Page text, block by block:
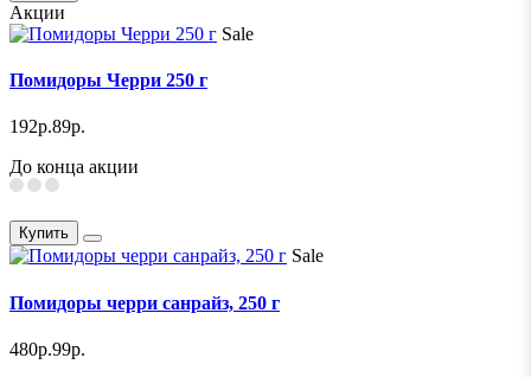
Акции
Sale
Помидоры Черри 250 г
192р.89р.
До конца акции
Купить
Sale
Помидоры черри санрайз, 250 г
480р.99р.